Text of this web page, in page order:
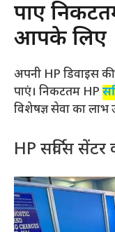
पाएं
आपके लिए
अपनी HP डिवाइस
पाएं। निकटतम HP
विशेषज्ञ सेवा का लाभ
HP सर्विस सेंटर